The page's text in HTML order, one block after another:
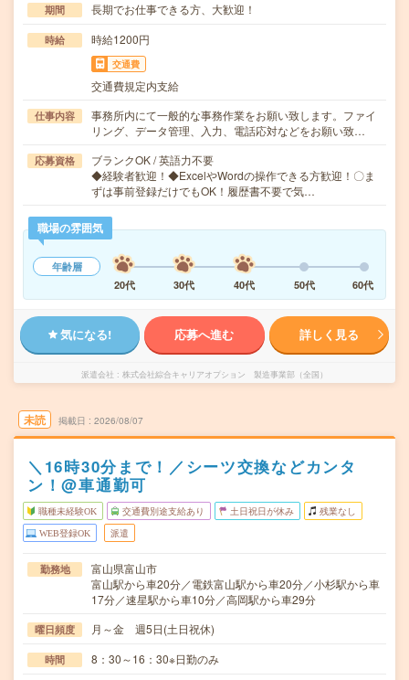
期間 長期でお仕事できる方、大歓迎！
時給 時給1200円
交通費
交通費規定内支給
仕事内容
事務所内にて一般的な事務作業をお願い致します。ファイ
リング、データ管理、入力、電話応対などをお願い致…
応募資格
ブランクOK / 英語力不要
◆経験者歓迎！◆ExcelやWordの操作できる方歓迎！〇ま
ずは事前登録だけでもOK！履歴書不要で気…
職場の雰囲気
年齢層
20代
30代 40代 50代 60代
気になる! 応募へ進む 詳しく見る
派遣会社 株式会社綜合キャリアオプション 製造事業部（全国）
未読 掲載日 2026/08/07
＼16時30分まで！／シーツ交換などカンタ
ン！@車通勤可
職種未経験OK 交通費別途支給あり 土日祝日が休み 残業なし
WEB登録OK 派遣
勤務地
富山県富山市
富山駅から車20分／電鉄富山駅から車20分／小杉駅から車
17分／速星駅から車10分／高岡駅から車29分
曜日頻度 月～金 週5日(土日祝休)
時間 8：30～16：30※日勤のみ